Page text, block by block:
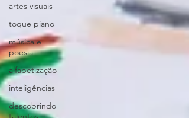
artes visuais
toque piano
música e
poesia
alfabetização
inteligências
descobrindo